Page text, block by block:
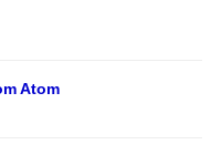
Atom